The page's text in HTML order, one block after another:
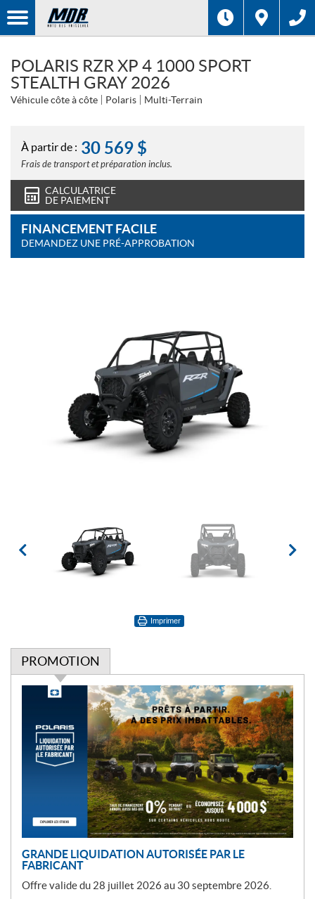
POLARIS RZR XP 4 1000 SPORT
STEALTH GRAY 2026
Véhicule côte à côte Polaris Multi-Terrain
À partir de : 30 569 $
Frais de transport et préparation inclus.
CALCULATRICE
DE PAIEMENT
FINANCEMENT FACILE
DEMANDEZ UNE PRÉ-APPROBATION
Imprimer
PROMOTION
GRANDE LIQUIDATION AUTORISÉE PAR LE
FABRICANT
Offre valide du 28 juillet 2026 au 30 septembre 2026.